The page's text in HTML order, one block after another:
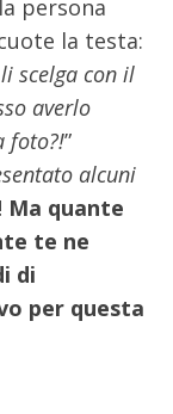
persona
la testa:
scelga con il
averlo
foto?!”
alcuni
Ma quante
te ne
di
per questa